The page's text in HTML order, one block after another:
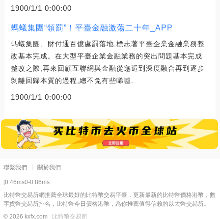
1900/1/1 0:00:00
螞蟻集團“領罰”！平臺金融激蕩二十年_APP
螞蟻集團、財付通百億處罰落地,標志著平臺企業金融業務整
改基本完成。在大型平臺企業金融業務的突出問題基本完成
整改之際,再來回顧互聯網與金融從邂逅到深度融合再到逐步
剝離回歸本質的過程,總不免有些唏噓.
1900/1/1 0:00:00
聯繫我們 關於我們
[0:46ms0-0:86ms
比特幣交易所網推薦全球最好的比特幣交易平臺，更新最新的比特幣價格港幣，數
字貨幣交易所排名，比特幣今日價格港幣，為你推薦值得信賴的以太幣交易所。
© 2026 kxfx.com
比特幣交易所